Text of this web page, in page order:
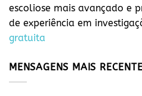
escoliose mais avançado e
de experiência em
gratuita
MENSAGENS MAIS